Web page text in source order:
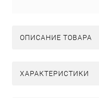
ОПИСАНИЕ ТОВАРА
ХАРАКТЕРИСТИКИ